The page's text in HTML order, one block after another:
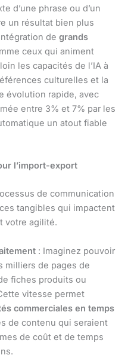
d’une phrase ou d’un
un résultat bien plus
de grands
ceux qui animent
les capacités de l’IA à
culturelles et la
évolution rapide, avec
entre 3% et 7% par les
un atout fiable
l’import-export
de communication
tangibles qui impactent
votre agilité.
: Imaginez pouvoir
milliers de pages de
fiches produits ou
vitesse permet
commerciales en temps
de contenu qui seraient
de coût et de temps